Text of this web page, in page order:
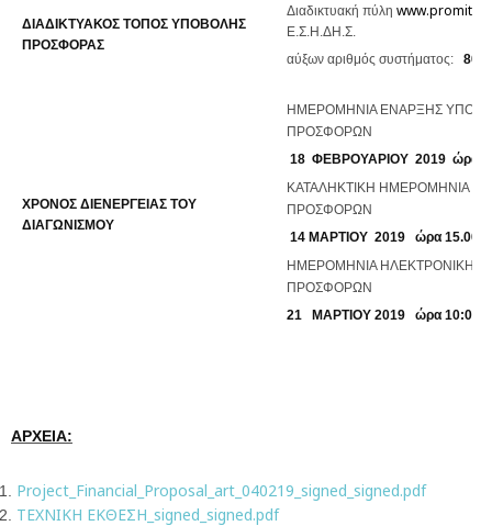
ΔΙΑΔΙΚΤΥΑΚΟΣ ΤΟΠΟΣ ΥΠΟΒΟΛΗΣ
ΠΡΟΣΦΟΡΑΣ
Διαδικτυακή πύλη
Ε.Σ.Η.ΔΗ.Σ.
αύξων αριθμός συστήματος:
ΧΡΟΝΟΣ ΔΙΕΝΕΡΓΕΙΑΣ ΤΟΥ
ΔΙΑΓΩΝΙΣΜΟΥ
ΗΜΕΡΟΜΗΝΙΑ ΕΝΑΡΞΗΣ
ΠΡΟΣΦΟΡΩΝ
18 ΦΕΒΡΟΥΑΡΙΟΥ 2019 ώρα
ΚΑΤΑΛΗΚΤΙΚΗ ΗΜΕΡΟΜΗΝΙΑ
ΠΡΟΣΦΟΡΩΝ
14 ΜΑΡΤΙΟΥ 2019 ώρα 15.00
ΗΜΕΡΟΜΗΝΙΑ ΗΛΕΚΤΡΟΝΙΚΗΣ
ΠΡΟΣΦΟΡΩΝ
21 ΜΑΡΤΙΟΥ 2019 ώρα 10:00
ΑΡΧΕΙΑ:
Project_Financial_Proposal_art_040219_signed_signed.pdf
TEXNIKH ΕΚΘΕΣΗ_signed_signed.pdf